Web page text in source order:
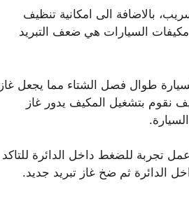
بالاضافة الى امكانية تنظيف
مكيفات السيارات هي ضعف التبريد
طوال فصل الشتاء مما يجعل غاز
نقوم بتشغيل المكيف يدور غاز
تجربة للضغط داخل الدائرة للتاكد
الدائرة ثم ضخ غاز تبريد جديد.